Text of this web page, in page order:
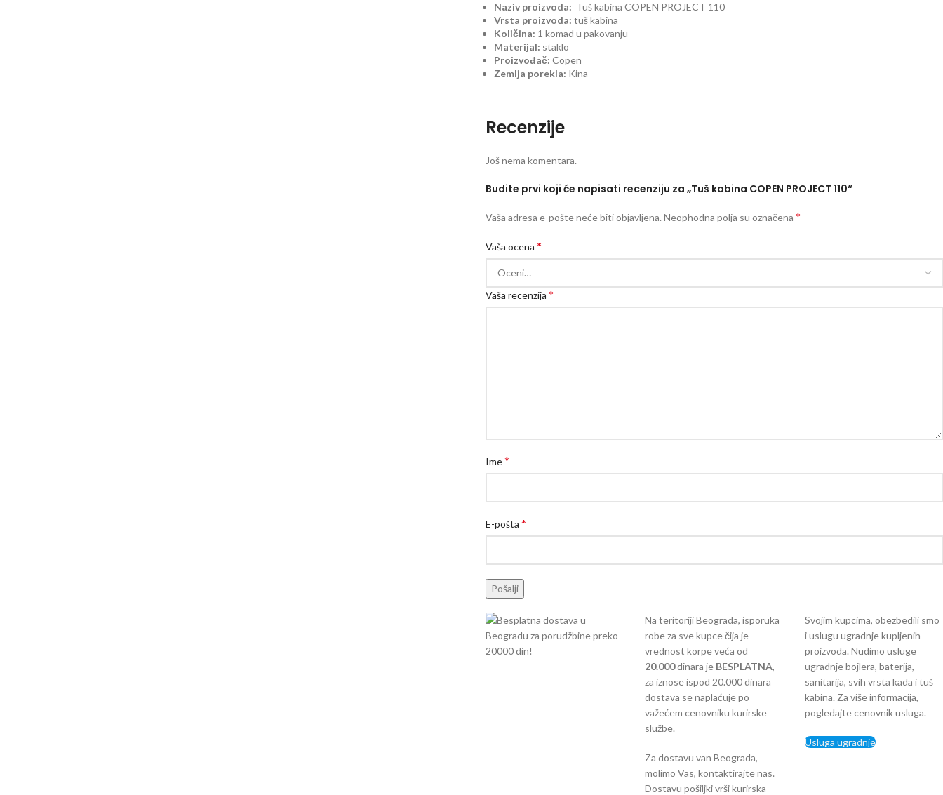
Naziv proizvoda: Tuš kabina COPEN PROJECT 110
Vrsta proizvoda: tuš kabina
Količina: 1 komad u pakovanju
Materijal: staklo
Proizvođač: Copen
Zemlja porekla: Kina
Recenzije
Još nema komentara.
Budite prvi koji će napisati recenziju za „Tuš kabina COPEN PROJECT 110“
Vaša adresa e-pošte neće biti objavljena. Neophodna polja su označena *
Vaša ocena *
Vaša recenzija *
Ime*
E-pošta *
Na teritoriji Beograda, isporuka
robe za sve kupce čija je
vrednost korpe veća od
20.000dinara je BESPLATNA,
za iznose ispod 20.000 dinara
dostava se naplaćuje po
važećem cenovniku kurirske
službe.
Za dostavu van Beograda,
molimo Vas, kontaktirajte nas.
Dostavu pošiljki vrši kurirska
Svojim kupcima, obezbedili smo
i uslugu ugradnje kupljenih
proizvoda. Nudimo usluge
ugradnje bojlera, baterija,
sanitarija, svih vrsta kada i tuš
kabina. Za više informacija,
pogledajte cenovnik usluga.
Usluga ugradnje